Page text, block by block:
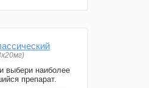
выбери наиболее
препарат.